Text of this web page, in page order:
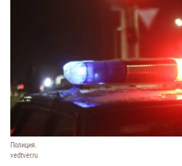
Полиция.
vedtver.ru